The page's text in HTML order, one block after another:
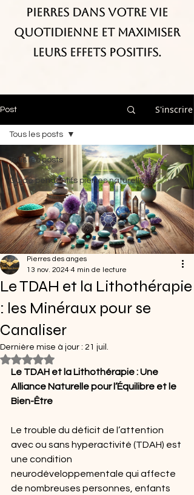
pierres dans votre vie
quotidienne et maximiser
leurs effets positifs.
Post S'inscrire
Tous les posts
Guide pendentifs pierres naturelles
Tous les posts
Le TDAH et la Lithothérapie
: les Minéraux pour se
Canaliser
Pierres des anges
13 nov. 2024 4 min de lecture
Dernière mise à jour : 21 juil.
Noté NaN étoiles sur 5.
Le TDAH et la Lithothérapie : Une
Alliance Naturelle pour l’Équilibre et le
Bien-Être
Le trouble du déficit de l’attention
avec ou sans hyperactivité (TDAH) est
une condition
neurodéveloppementale qui affecte
de nombreuses personnes, enfants